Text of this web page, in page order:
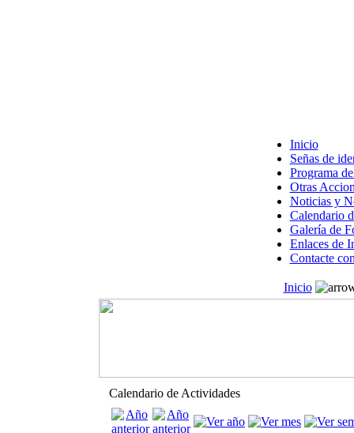
Inicio
Señas de
Programa
Otras
Noticias y
Calendario
Galería de
Enlaces de
Contacte
Inicio
Calendario de Actividades